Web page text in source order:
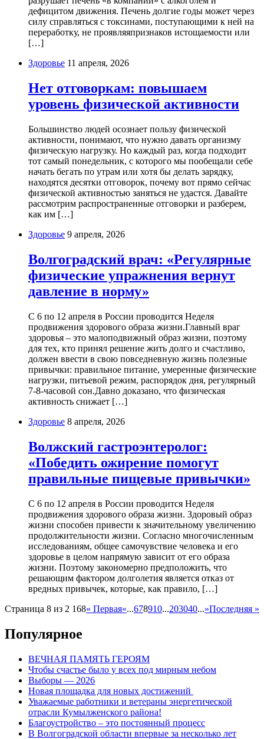
дефицитом движения. Печень долгие годы может через
силу справляться с токсинами, поступающими к ней на
переработку, не проявляяпризнаков истощаемости или
[…]
Здоровье 11 апреля, 2026
Нет отговоркам: повышаем
уровень физической активности
Большинство людей осознает пользу физической
активности, понимают, что нужно давать организму
физическую нагрузку. Но каждый раз, когда подходит
тот самый понедельник, с которого мы пообещали себе
начать бегать по утрам или хотя бы делать зарядку,
находятся десятки отговорок, почему вот прямо сейчас
физической активностью заняться не удастся. Давайте
рассмотрим распространенные отговорки и разберем,
как им […]
Здоровье 9 апреля, 2026
Волгоградский врач: «Регулярные
физические упражнения вернут
давление в норму»
С 6 по 12 апреля в России проводится Неделя
продвижения здорового образа жизни.Главный враг
здоровья – это малоподвижный образ жизни, поэтому
для тех, кто принял решение жить долго и счастливо,
должен ввести в свою повседневную жизнь полезные
привычки: правильное питание, умеренные физические
нагрузки, питьевой режим, распорядок дня, регулярный
7-8-часовой сон.Давно доказано, что физическая
активность снижает […]
Здоровье 8 апреля, 2026
Волжский гастроэнтеролог:
«Победить ожирение помогут
правильные пищевые привычки»
С 6 по 12 апреля в России проводится Неделя
продвижения здорового образа жизни. Здоровый образ
жизни способен привести к значительному увеличению
продолжительности жизни. Согласно многочисленным
исследованиям, общее самочувствие человека и его
здоровье в целом напрямую зависит от его образа
жизни. Поэтому закономерно предположить, что
решающим фактором долголетия является отказ от
вредных привычек, которые, как правило, […]
Страница 8 из 2 168« Первая«...678910...203040...»Последняя »
Популярное
ВЕЧНАЯ ПАМЯТЬ ГЕРОЯМ
Чтобы счастье было у всех под мирным небом
Выборы — 2026
Новая площадка для новых достижений
Уважаемые работники и ветераны энергетической
отрасли Кумылженского района!
Благоустройство – это постоянный процесс
В Волгоградской области впервые за несколько лет